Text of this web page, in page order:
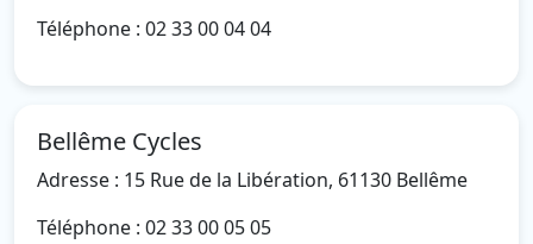
Téléphone : 02 33 00 04 04
Bellême Cycles
Adresse : 15 Rue de la Libération, 61130 Bellême
Téléphone : 02 33 00 05 05